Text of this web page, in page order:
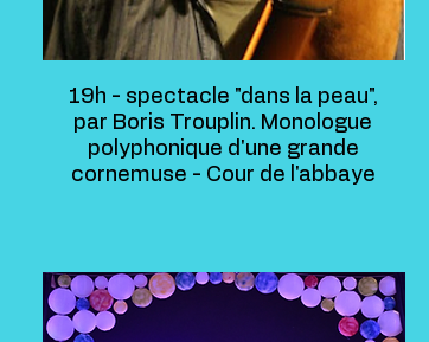
19h - spectacle "dans la peau",
par Boris Trouplin. Monologue
polyphonique d'une grande
cornemuse - Cour de l'abbaye